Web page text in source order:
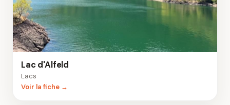
Lac d'Alfeld
Lacs
Voir la fiche →